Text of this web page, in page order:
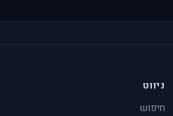
ניווט
חיפוש